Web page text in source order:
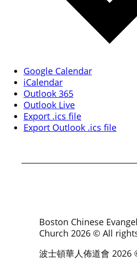
Google Calendar
iCalendar
Outlook 365
Outlook Live
Export .ics file
Export Outlook .ics file
Boston Chinese
Church 2026© All
波士頓華人佈道會 2026